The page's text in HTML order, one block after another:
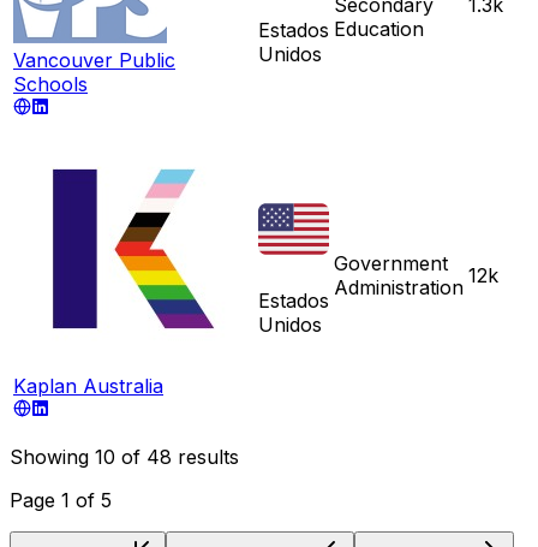
Vancouver Public
Schools
Estados
Unidos
Education
Kaplan Australia
Estados
Unidos
Government
Administration 12k
Showing 10 of 48 results
Page 1 of 5